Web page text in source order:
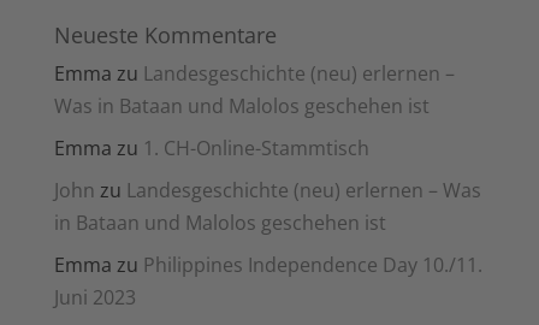
Neueste Kommentare
Emma zu Landesgeschichte (neu) erlernen –
Was in Bataan und Malolos geschehen ist
Emma zu 1. CH-Online-Stammtisch
John zu Landesgeschichte (neu) erlernen – Was
in Bataan und Malolos geschehen ist
Emma zu Philippines Independence Day 10./11.
Juni 2023